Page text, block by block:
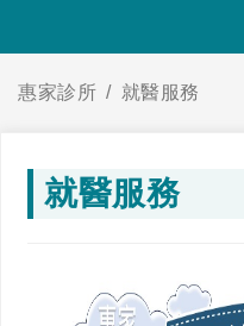
惠家診所 就醫服務
就醫服務